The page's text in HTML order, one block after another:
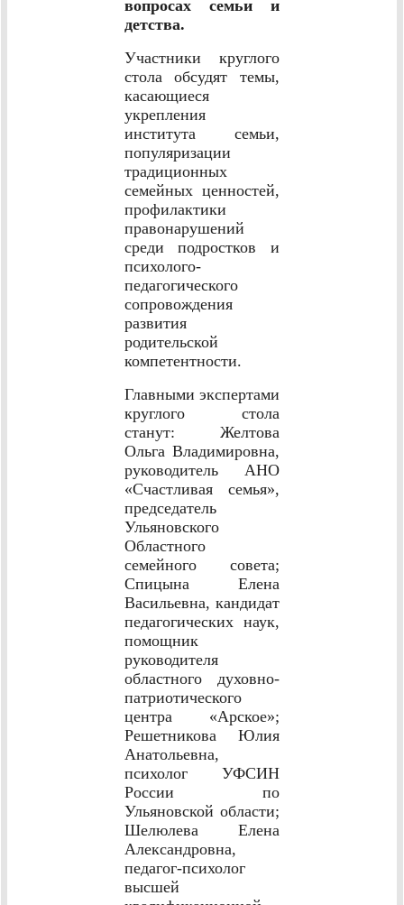
вопросах семьи и
детства.
Участники круглого
стола обсудят темы,
касающиеся
укрепления
института семьи,
популяризации
традиционных
семейных ценностей,
профилактики
правонарушений
среди подростков и
психолого-
педагогического
сопровождения
развития
родительской
компетентности.
Главными экспертами
круглого стола
станут: Желтова
Ольга Владимировна,
руководитель АНО
«Счастливая семья»,
председатель
Ульяновского
Областного
семейного совета;
Спицына Елена
Васильевна, кандидат
педагогических наук,
помощник
руководителя
областного духовно-
патриотического
центра «Арское»;
Решетникова Юлия
Анатольевна,
психолог УФСИН
России по
Ульяновской области;
Шелюлева Елена
Александровна,
педагог-психолог
высшей